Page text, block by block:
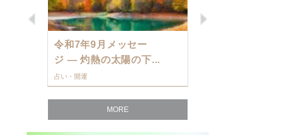
Previous
令和7年9月メッセー
ジ — 灼熱の太陽の下...
占い・開運
MORE